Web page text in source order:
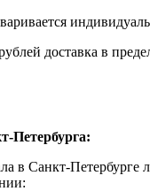
доставка в
Петербурга:
в Санкт-Петербурге